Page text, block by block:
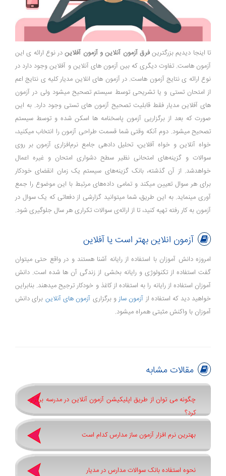
تا اینجا دیدیم بزرگترینفرق آزمون آنلاین و آزمون آفلایندر نوع ارائه ی این
آزمون هاست. تفاوت دیگری که بین آزمون های آنلاین و آفلاین وجود دارد در
نوع ارائه ی نتایج آزمون هاست. در آزمون های انلاین مدیار کلیه ی نتایج اعم
از امتحان تستی و یا تشریحی توسط سیستم تصحیح میشود ولی در آزمون
های آفلاین مدیار فقط قابلیت تصحیح آزمون های تستی وجود دارد. به این
صورت که بعد از برگزاریی آزمون پاسخنامه ها اسکن شده و توسط سیستم
تصحیح میشود. دوم آنکه وقتی شما قسمت طراحی آزمون را انتخاب می­کنید،
خواه آنلاین و خواه آفلاین، تحلیل داده­ی جامع نرم­‌افزاری آزمون بر روی
سوالات و گزینه‌­های امتحانی نظیر سطح دشواری امتحان و غیره اعمال
خواهدشد. از آن گذشته، بانک گزینه­‌های سیستم یک زمان انقضای خودکار
برای هر سوال تعیین می­کند و تمامی داده­‌های مرتبط با این موضوع را جمع­‌
آوری می­نماید. به این طریق، شما می­توانید گزارشی از دفعاتی که یک سوال در
آزمون به کار رفته تهیه کنید، تا از ارائه‌­ی سوالات تکراری هر سال جلوگیری شود.
آزمون انلاین بهتر است یا آفلاین
امروزه دانش آموزان با استفاده از رایانه آشنا هستند و در واقع حتی میتوان
گفت استفاده از تکنولوژی و رایانه بخشی از زندگی آن ها شده است. دانش
آموزان استفاده از رایانه را به استفاده از کاغذ و خودکار ترجیح میدهند. بنابراین
خواهید دید که استفاده از آزمون ساز و برگزاری آزمون های آنلاین برای دانش
آموزان با واکنش مثبتی همراه میشود.
مقالات مشابه
چگونه می توان از طریق اپلیکیشن آزمون آنلاین در مدرسه برگزار
کرد؟
بهترین نرم افزار آزمون ساز مدارس کدام است
نحوه استفاده بانک سوالات مدارس در مدیار